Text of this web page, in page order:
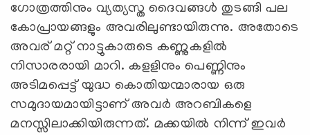
ഗോത്രത്തിനും വ്യത്യസ്ത ദൈവങ്ങള്‍ തുടങ്ങി പല
കോപ്രായങ്ങളും അവരിലുണ്ടായിരുന്നു. അതോടെ
അവര്‌ മറ്റ് നാട്ടുകാരുടെ കണ്ണുകളില്‍
നിസാരരായി മാറി. കളളിനും പെണ്ണിനും
അടിമപ്പെട്ട് യുദ്ധ കൊതിയന്മാരായ ഒരു
സമുദായമായിട്ടാണ് അവര്‍ അറബികളെ
മനസ്സിലാക്കിയിരുന്നത്. മക്കയില്‍ നിന്ന് ഇവര്‍